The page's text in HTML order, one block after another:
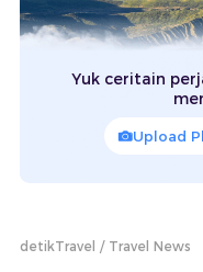
Yuk ceritain
Upload
detikTravel Travel News